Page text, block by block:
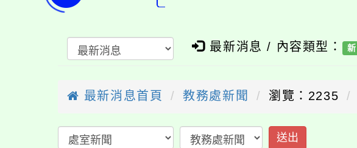
最新消息 / 內容類型：
最新消息首頁 教務處新聞 瀏覽：2235
送出